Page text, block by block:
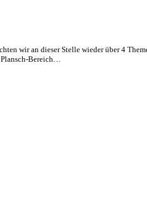
wir an dieser Stelle wieder über 4
Plansch-Bereich…